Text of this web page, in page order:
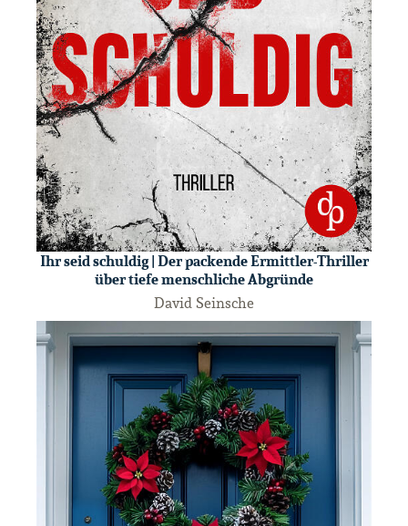
Ihr seid schuldig | Der packende Ermittler-Thriller
über tiefe menschliche Abgründe
David Seinsche